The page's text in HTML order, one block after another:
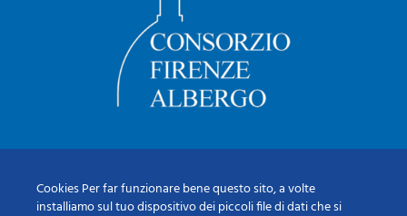
Cookies Per far funzionare bene questo sito, a volte
installiamo sul tuo dispositivo dei piccoli file di dati che si